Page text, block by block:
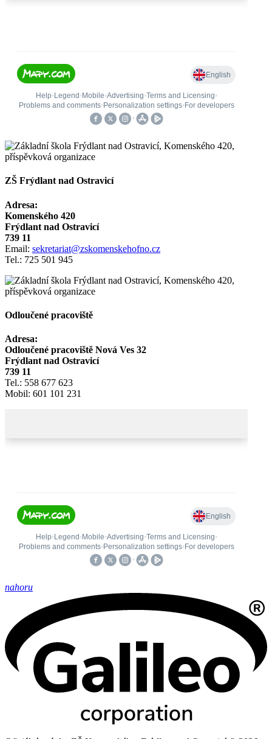
ZŠ Frýdlant nad Ostravicí
Adresa:
Komenského 420
Frýdlant nad Ostravicí
739 11
Email: sekretariat@zskomenskehofno.cz
Tel.: 725 501 945
Odloučené pracoviště
Adresa:
Odloučené pracoviště Nová Ves 32
Frýdlant nad Ostravicí
739 11
Tel.: 558 677 623
Mobil: 601 101 231
nahoru